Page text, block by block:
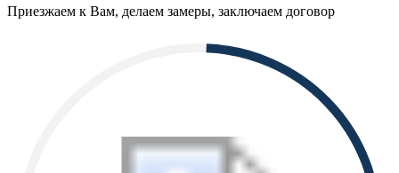
Приезжаем к Вам, делаем замеры, заключаем договор